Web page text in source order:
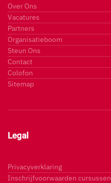
Over Ons
Vacatures
Partners
Organisatieboom
Steun Ons
Contact
Colofon
Sitemap
Legal
Privacyverklaring
Inschrijfvoorwaarden cursussen